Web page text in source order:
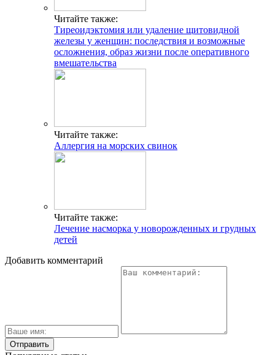
Читайте также:
Тиреоидэктомия или удаление щитовидной
железы у женщин: последствия и возможные
осложнения, образ жизни после оперативного
вмешательства
Читайте также:
Аллергия на морских свинок
Читайте также:
Лечение насморка у новорожденных и грудных
детей
Добавить комментарий